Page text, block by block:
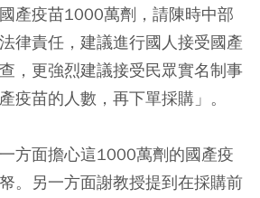
產疫苗1000萬劑，請陳時中部
律責任，建議進行國人接受國產
，更強烈建議接受民眾實名制事
疫苗的人數，再下單採購」。
方面擔心這1000萬劑的國產疫
。另一方面謝教授提到在採購前